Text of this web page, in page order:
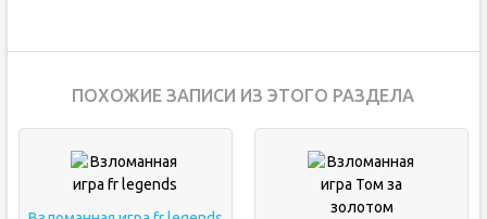
ПОХОЖИЕ ЗАПИСИ ИЗ ЭТОГО РАЗДЕЛА